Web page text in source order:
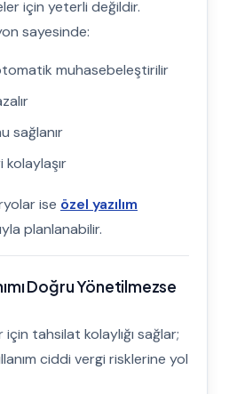
için yeterli değildir.
sayesinde:
muhasebeleştirilir
sağlanır
ise özel yazılım
planlanabilir.
Doğru Yönetilmezse
için tahsilat kolaylığı sağlar;
ciddi vergi risklerine yol